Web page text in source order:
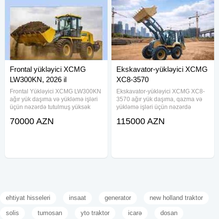
Frontal yükləyici XCMG
LW300KN, 2026 il
Frontal Yükləyici XCMG LW300KN
ağır yük daşıma və yükləmə işləri
üçün nəzərdə tutulmuş yüksək
Texnika tikinti, mədənçilik, yol
70000 AZN
Ekskavator-yükləyici XCMG
XC8-3570
Ekskavator-yükləyici XCMG XC8-
3570 ağır yük daşıma, qazma və
yükləmə işləri üçün nəzərdə
texnikadır. Tikinti, yol tikintisi,
115000 AZN
ehtiyat hisseleri insaat generator new holland traktor
solis tumosan yto traktor icarə dosan